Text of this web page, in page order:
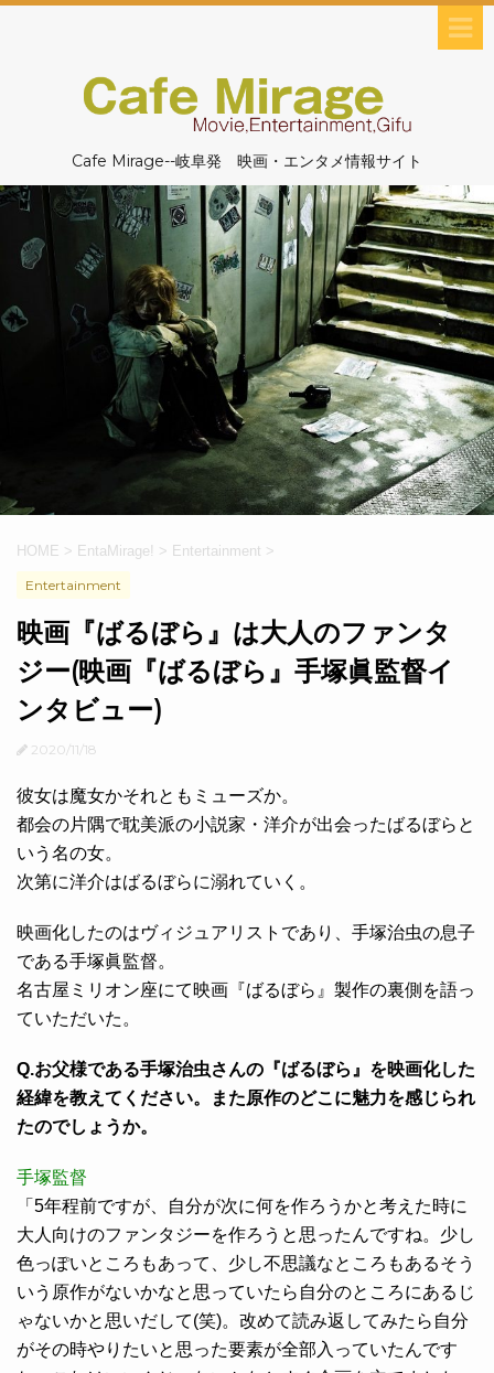
Cafe Mirage--岐阜発 映画・エンタメ情報サイト
HOME > EntaMirage! > Entertainment >
Entertainment
映画『ばるぼら』は大人のファンタ
ジー(映画『ばるぼら』手塚眞監督イ
ンタビュー)
2020/11/18
彼女は魔女かそれともミューズか。
都会の片隅で耽美派の小説家・洋介が出会ったばるぼらと
いう名の女。
次第に洋介はばるぼらに溺れていく。
映画化したのはヴィジュアリストであり、手塚治虫の息子
である手塚眞監督。
名古屋ミリオン座にて映画『ばるぼら』製作の裏側を語っ
ていただいた。
Q.お父様である手塚治虫さんの『ばるぼら』を映画化した
経緯を教えてください。また原作のどこに魅力を感じられ
たのでしょうか。
手塚監督
「5年程前ですが、自分が次に何を作ろうかと考えた時に
大人向けのファンタジーを作ろうと思ったんですね。少し
色っぽいところもあって、少し不思議なところもあるそう
いう原作がないかなと思っていたら自分のところにあるじ
ゃないかと思いだして(笑)。改めて読み返してみたら自分
がその時やりたいと思った要素が全部入っていたんです